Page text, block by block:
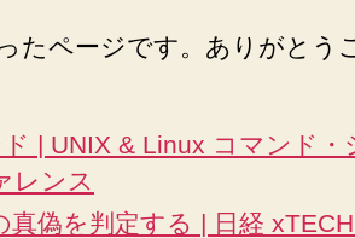
たページです。ありがとう
| UNIX & Linux コマンド・
レンス
真偽を判定する | 日経